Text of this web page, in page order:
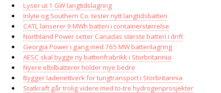
Lyser ut 1 GW langtidslagring
Inlyte og Southern Co. tester nytt langtidsbatteri
CATL lanserer 9 MWh batteri i containerstørrelse
Northland Power setter Canadas største batteri i drift
Georgia Power i gang med 765 MW batterilagring
AESC skal bygge ny batterifrabrikk i Storbritannia
Nyere elbilbatterer holder mye bedre
Bygger ladenettverk for tungtransport i Storbritannia
Statkraft går trolig videre med to-tre hydrogenprosjekter